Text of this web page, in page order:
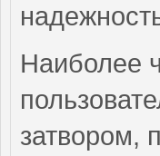
Наиболее
затвором,